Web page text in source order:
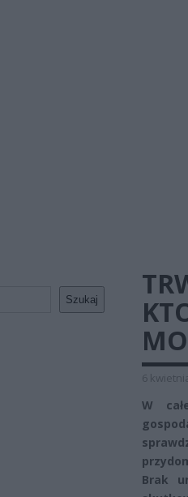
Szukaj
6
W
Brak